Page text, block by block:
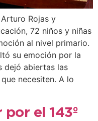
Rojas y
72 niños y niñas
al nivel primario.
su emoción por la
dejó abiertas las
necesiten. A lo
el 143º